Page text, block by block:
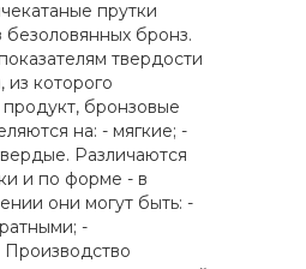
прутки
безоловянных бронз.
твердости
из которого
бронзовые
на: - мягкие; -
Различаются
и по форме - в
они могут быть: -
-